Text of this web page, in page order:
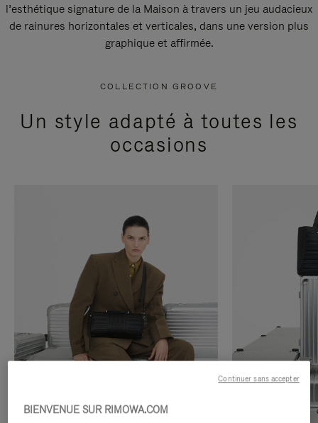
l’esthétique signature de la Maison à travers un jeu audacieux
de rainures horizontales et verticales, dans une version plus
graphique et affirmée.
COLLECTION GROOVE
Un style adapté à toutes les
occasions
BIENVENUE SUR RIMOWA.COM
Continuer sans accepter